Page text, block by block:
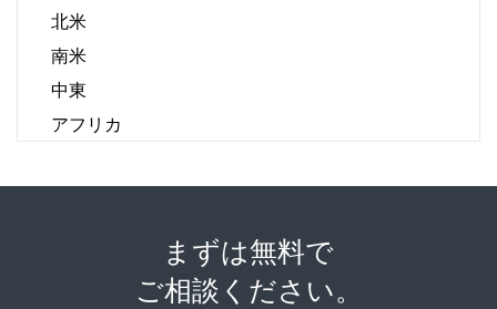
北米
南米
中東
アフリカ
まずは無料で
ご相談ください。